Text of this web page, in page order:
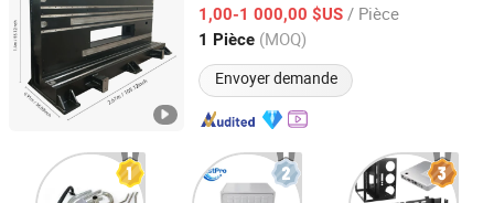
1,00-1 000,00 $US / Pièce
1 Pièce (MOQ)
Envoyer demande
Guangdong, China Depuis 2024